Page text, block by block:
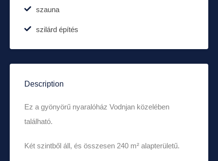
szauna
szilárd építés
Description
Ez a gyönyörű nyaralóház Vodnjan közelében
található.
Két szintből áll, és összesen 240 m² alapterületű.